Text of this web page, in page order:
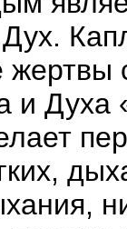
жертвы
и Духа